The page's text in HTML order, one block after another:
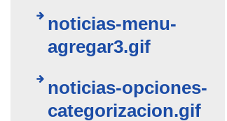
noticias-menu-
agregar3.gif
noticias-opciones-
categorizacion.gif